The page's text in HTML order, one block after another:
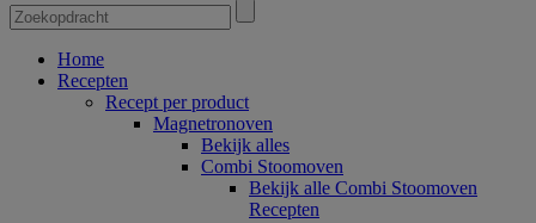
Home
Recepten
Recept per product
Magnetronoven
Bekijk alles
Combi Stoomoven
Bekijk alle Combi Stoomoven
Recepten